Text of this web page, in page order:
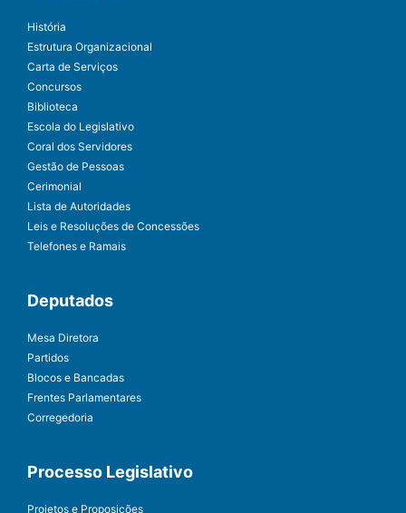
História
Estrutura Organizacional
Carta de Serviços
Concursos
Biblioteca
Escola do Legislativo
Coral dos Servidores
Gestão de Pessoas
Cerimonial
Lista de Autoridades
Leis e Resoluções de Concessões
Telefones e Ramais
Deputados
Mesa Diretora
Partidos
Blocos e Bancadas
Frentes Parlamentares
Corregedoria
Processo Legislativo
Projetos e Proposições